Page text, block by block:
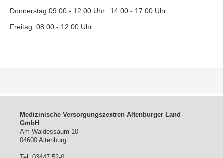
Donnerstag 09:00 - 12:00 Uhr 14:00 - 17:00 Uhr
Freitag 08:00 - 12:00 Uhr
Medizinische Versorgungszentren Altenburger Land
GmbH
Am Waldessaum 10
04600 Altenburg